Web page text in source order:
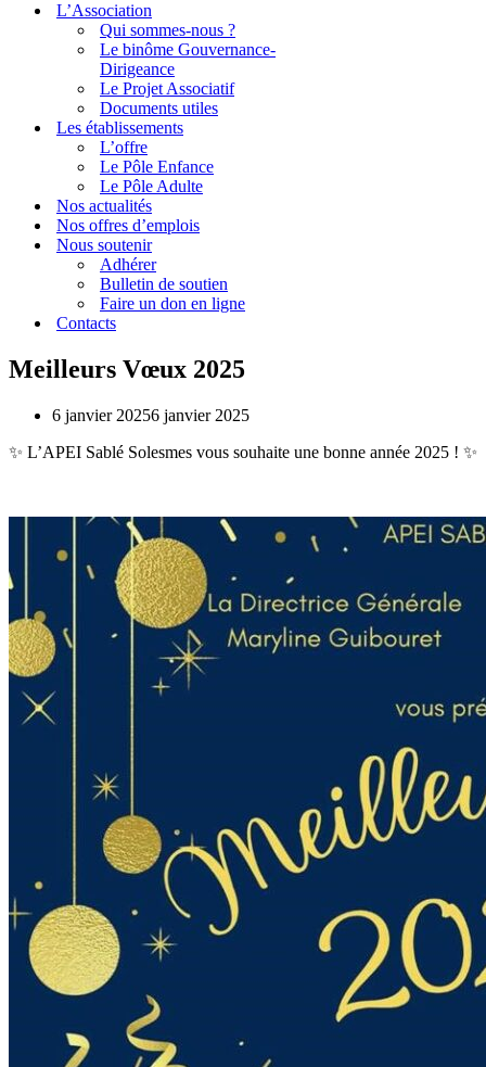
navigationL’Association
Qui sommes-nous ?
Le binôme Gouvernance-
Dirigeance
Le Projet Associatif
Documents utiles
Les établissements
L’offre
Le Pôle Enfance
Le Pôle Adulte
Nos actualités
Nos offres d’emplois
Nous soutenir
Adhérer
Bulletin de soutien
Faire un don en ligne
Contacts
Meilleurs Vœux 2025
6 janvier 20256 janvier 2025
✨ L’APEI Sablé Solesmes vous souhaite une bonne année 2025 ! ✨